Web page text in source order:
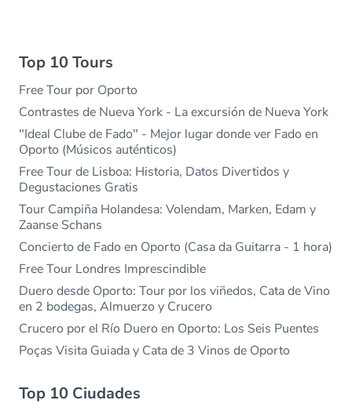
Top 10 Tours
Free Tour por Oporto
Contrastes de Nueva York - La excursión de Nueva York
"Ideal Clube de Fado" - Mejor lugar donde ver Fado en
Oporto (Músicos auténticos)
Free Tour de Lisboa: Historia, Datos Divertidos y
Degustaciones Gratis
Tour Campiña Holandesa: Volendam, Marken, Edam y
Zaanse Schans
Concierto de Fado en Oporto (Casa da Guitarra - 1 hora)
Free Tour Londres Imprescindible
Duero desde Oporto: Tour por los viñedos, Cata de Vino
en 2 bodegas, Almuerzo y Crucero
Crucero por el Río Duero en Oporto: Los Seis Puentes
Poças Visita Guiada y Cata de 3 Vinos de Oporto
Top 10 Ciudades